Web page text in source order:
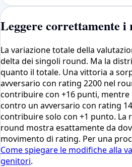
Leggere correttamente
La variazione totale della
delta dei singoli round. Ma la
quanto il totale. Una vittoria a
avversario con rating 2200 nel
contribuire con +16 punti,
contro un avversario con rating
contribuire solo con +1 punto.
round mostra esattamente da
movimento di rating. Per una
Come spiegare le modifiche alla
genitori.